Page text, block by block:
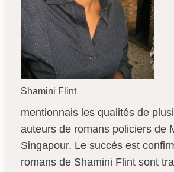
Shamini Flint
mentionnais les qualités de
auteurs de romans policiers de
Singapour. Le succès est
romans de Shamini Flint sont